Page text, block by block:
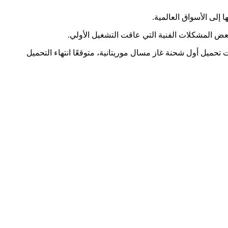
الأسواق العالمية.
الفنية التي عاقت التشغيل الأولي.
أول شحنة غاز مسال موريتانية، متوقعًا انتهاء التحميل